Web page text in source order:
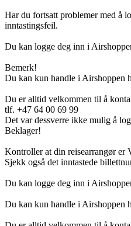
Har du fortsatt problemer med å
inntastingsfeil.
Du kan logge deg inn i
Bemerk!
Du kan kun handle i Airshoppen
Du er alltid velkommen til å
tlf. +47 64 00 69 99
Det var dessverre ikke mulig å
Beklager!
Kontroller at din reisearrangør er
Sjekk også det inntastede
Du kan logge deg inn i
Du kan kun handle i Airshoppen